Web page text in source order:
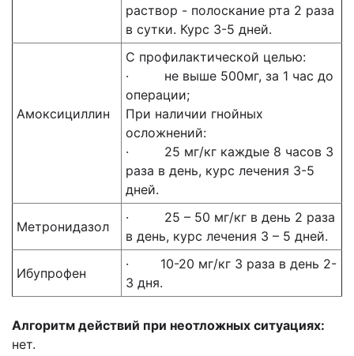
раствор - полоскание рта 2 раза
в сутки. Курс 3-5 дней.
Амоксициллин
С профилактической целью:
· не выше 500мг, за 1 час до
операции;
При наличии гнойных
осложнений:
· 25 мг/кг каждые 8 часов 3
раза в день, курс лечения 3-5
дней.
Метронидазол
· 25 – 50 мг/кг в день 2 раза
в день, курс лечения 3 – 5 дней.
Ибупрофен
· 10-20 мг/кг 3 раза в день 2-
3 дня.
Алгоритм действий при неотложных ситуациях:
нет.